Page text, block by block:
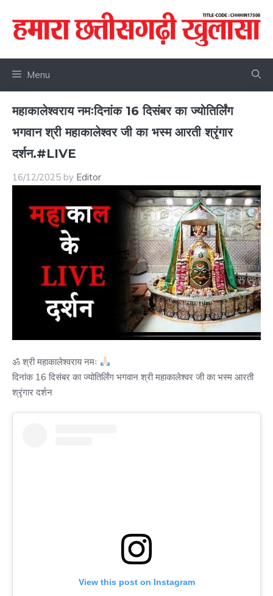
content
Menu
महाकालेश्वराय नमःदिनांक 16 दिसंबर का ज्योतिर्लिंग
भगवान श्री महाकालेश्वर जी का भस्म आरती श्रृंगार
दर्शन.#LIVE
16/12/2025 by Editor
ॐ श्री महाकालेश्वराय नमः
दिनांक 16 दिसंबर का ज्योतिर्लिंग भगवान श्री महाकालेश्वर जी का भस्म आरती
श्रृंगार दर्शन
View this post on Instagram